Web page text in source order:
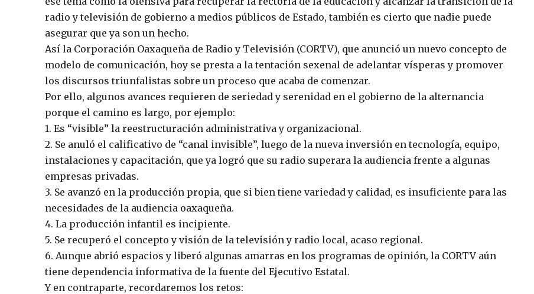
radio y televisión de gobierno a medios públicos de Estado, también es cierto que nadie puede
asegurar que ya son un hecho.
Así la Corporación Oaxaqueña de Radio y Televisión (CORTV), que anunció un nuevo concepto de
modelo de comunicación, hoy se presta a la tentación sexenal de adelantar vísperas y promover
los discursos triunfalistas sobre un proceso que acaba de comenzar.
Por ello, algunos avances requieren de seriedad y serenidad en el gobierno de la alternancia
porque el camino es largo, por ejemplo:
1. Es “visible” la reestructuración administrativa y organizacional.
2. Se anuló el calificativo de “canal invisible”, luego de la nueva inversión en tecnología, equipo,
instalaciones y capacitación, que ya logró que su radio superara la audiencia frente a algunas
empresas privadas.
3. Se avanzó en la producción propia, que si bien tiene variedad y calidad, es insuficiente para las
necesidades de la audiencia oaxaqueña.
4. La producción infantil es incipiente.
5. Se recuperó el concepto y visión de la televisión y radio local, acaso regional.
6. Aunque abrió espacios y liberó algunas amarras en los programas de opinión, la CORTV aún
tiene dependencia informativa de la fuente del Ejecutivo Estatal.
Y en contraparte, recordaremos los retos: